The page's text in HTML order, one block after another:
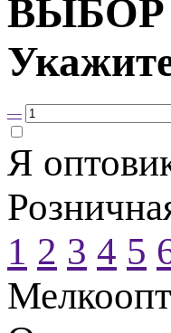
—
Я
1 2 3 4 5